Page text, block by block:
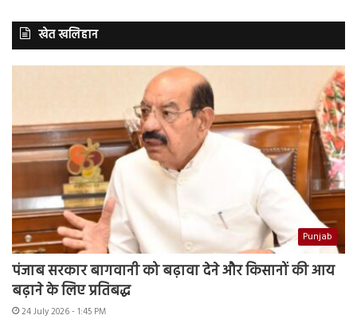
खेत खलिहान
Punjab
पंजाब सरकार बागवानी को बढ़ावा देने और किसानों की आय
बढ़ाने के लिए प्रतिबद्ध
24 July 2026 - 1:45 PM